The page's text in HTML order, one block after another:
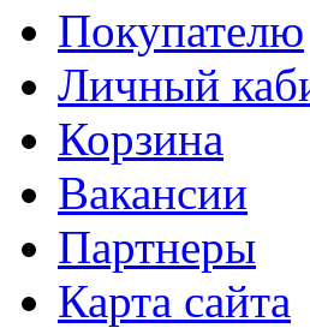
Покупателю
Личный
Корзина
Вакансии
Партнеры
Карта сайта